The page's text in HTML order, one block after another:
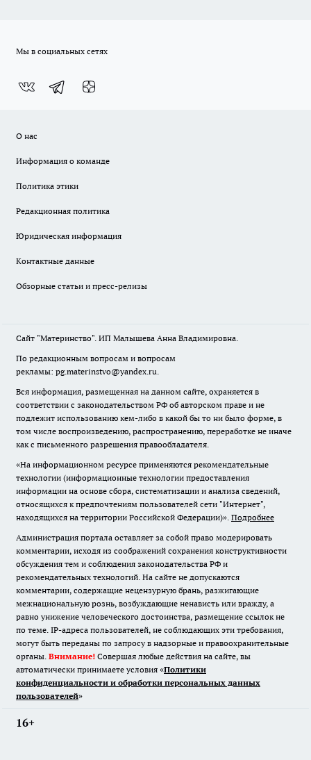
Мы в социальных сетях
О нас
Информация о команде
Политика этики
Редакционная политика
Юридическая информация
Контактные данные
Обзорные статьи и пресс-релизы
Сайт "Материнство". ИП Малышева Анна Владимировна.
По редакционным вопросам и вопросам
рекламы: pg.materinstvo@yandex.ru.
Вся информация, размещенная на данном сайте, охраняется в
соответствии с законодательством РФ об авторском праве и не
подлежит использованию кем-либо в какой бы то ни было форме, в
том числе воспроизведению, распространению, переработке не иначе
как с письменного разрешения правообладателя.
«На информационном ресурсе применяются рекомендательные
технологии (информационные технологии предоставления
информации на основе сбора, систематизации и анализа сведений,
относящихся к предпочтениям пользователей сети "Интернет",
находящихся на территории Российской Федерации)». Подробнее
Администрация портала оставляет за собой право модерировать
комментарии, исходя из соображений сохранения конструктивности
обсуждения тем и соблюдения законодательства РФ и
рекомендательных технологий. На сайте не допускаются
комментарии, содержащие нецензурную брань, разжигающие
межнациональную рознь, возбуждающие ненависть или вражду, а
равно унижение человеческого достоинства, размещение ссылок не
по теме. IP-адреса пользователей, не соблюдающих эти требования,
могут быть переданы по запросу в надзорные и правоохранительные
органы. Внимание! Совершая любые действия на сайте, вы
автоматически принимаете условия «Политики
конфиденциальности и обработки персональных данных
пользователей»
16+